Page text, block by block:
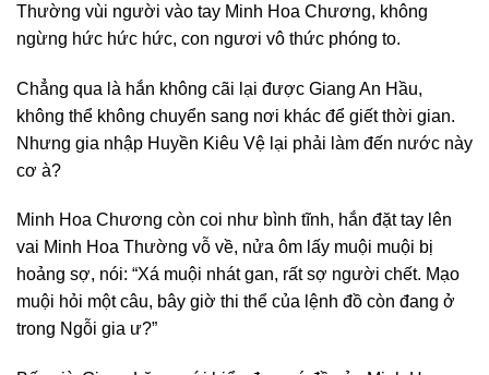
Thường vùi người vào tay Minh Hoa Chương, không
ngừng hức hức hức, con ngươi vô thức phóng to.
Chẳng qua là hắn không cãi lại được Giang An Hầu,
không thể không chuyển sang nơi khác để giết thời gian.
Nhưng gia nhập Huyền Kiêu Vệ lại phải làm đến nước này
cơ à?
Minh Hoa Chương còn coi như bình tĩnh, hắn đặt tay lên
vai Minh Hoa Thường vỗ về, nửa ôm lấy muội muội bị
hoảng sợ, nói: “Xá muội nhát gan, rất sợ người chết. Mạo
muội hỏi một câu, bây giờ thi thể của lệnh đồ còn đang ở
trong Ngỗi gia ư?”